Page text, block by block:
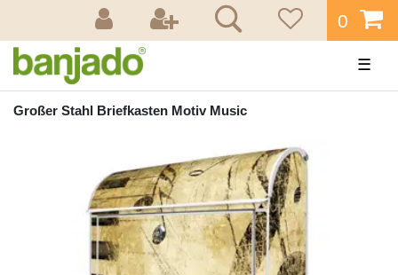
0
☰
Großer Stahl Briefkasten Motiv Music